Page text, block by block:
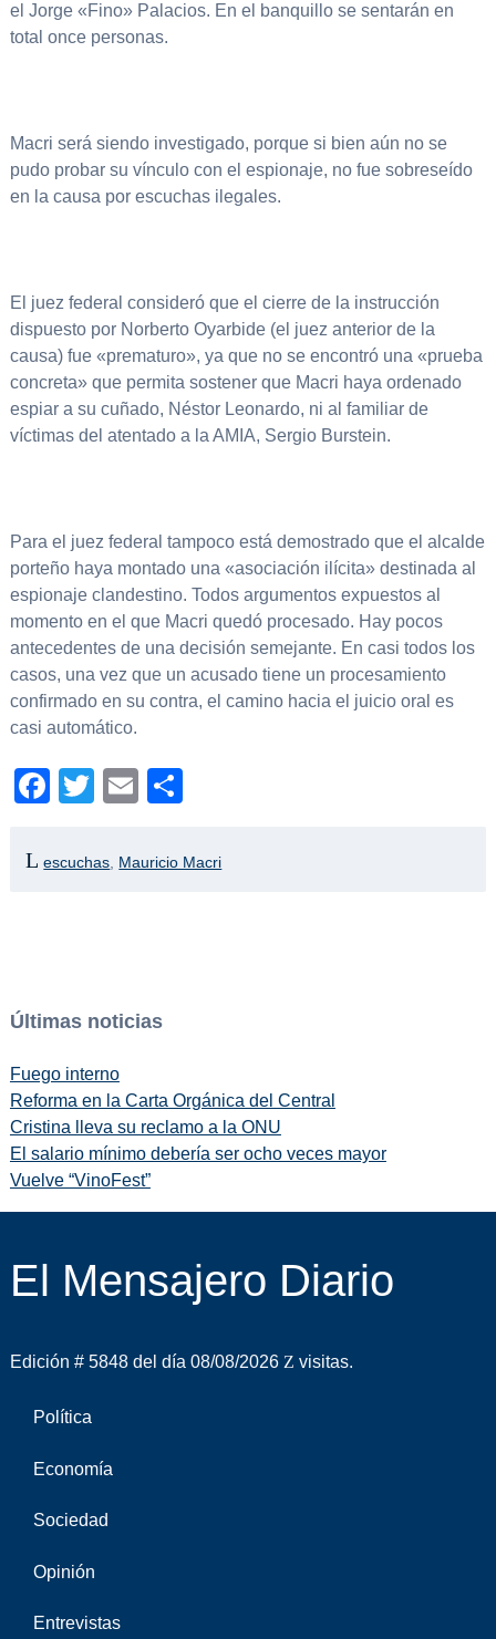
el Jorge «Fino» Palacios. En el banquillo se sentarán en
total once personas.
Macri será siendo investigado, porque si bien aún no se
pudo probar su vínculo con el espionaje, no fue sobreseído
en la causa por escuchas ilegales.
El juez federal consideró que el cierre de la instrucción
dispuesto por Norberto Oyarbide (el juez anterior de la
causa) fue «prematuro», ya que no se encontró una «prueba
concreta» que permita sostener que Macri haya ordenado
espiar a su cuñado, Néstor Leonardo, ni al familiar de
víctimas del atentado a la AMIA, Sergio Burstein.
Para el juez federal tampoco está demostrado que el alcalde
porteño haya montado una «asociación ilícita» destinada al
espionaje clandestino. Todos argumentos expuestos al
momento en el que Macri quedó procesado. Hay pocos
antecedentes de una decisión semejante. En casi todos los
casos, una vez que un acusado tiene un procesamiento
confirmado en su contra, el camino hacia el juicio oral es
casi automático.
Facebook
TwitterEmail
escuchas Mauricio Macri
Últimas noticias
Fuego interno
Reforma en la Carta Orgánica del Central
Cristina lleva su reclamo a la ONU
El salario mínimo debería ser ocho veces mayor
Vuelve “VinoFest”
El Mensajero Diario
Edición # 5848 del día 08/08/2026 visitas.
Política
Economía
Sociedad
Opinión
Entrevistas